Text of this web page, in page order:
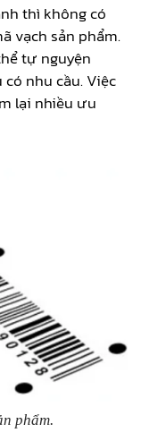
thì không có
vạch sản phẩm.
tự nguyện
nhu cầu. Việc
lại nhiều ưu
phẩm.